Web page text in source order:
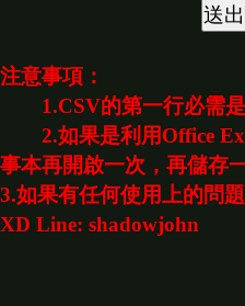
注意事項：
1.CSV的第一行必需是
2.如果是利用Office
事本再開啟一次，再儲存
3.如果有任何使用上的問
XD Line: shadowjohn